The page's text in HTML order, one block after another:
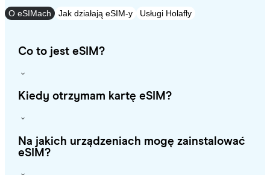
O eSIMach Jak działają eSIM-y Usługi Holafly
Co to jest eSIM?
Kiedy otrzymam kartę eSIM?
Na jakich urządzeniach mogę zainstalować
eSIM?